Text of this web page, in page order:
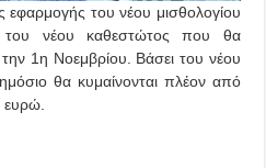
εφαρμογής του νέου μισθολογίου
του νέου καθεστώτος που θα
1η Νοεμβρίου. Βάσει του νέου
θα κυμαίνονται πλέον από